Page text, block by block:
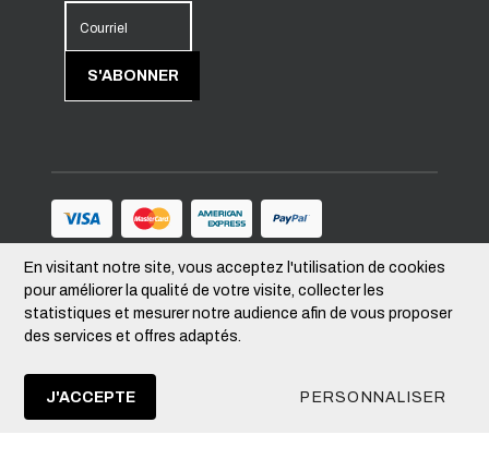
Courriel
S'ABONNER
Suivez-nous
© 2026 MIEUX-VIVRE.QUÉBEC Tous droits
En visitant notre site, vous acceptez l'utilisation de cookies
pour améliorer la qualité de votre visite, collecter les
statistiques et mesurer notre audience afin de vous proposer
des services et offres adaptés.
J'ACCEPTE PERSONNALISER